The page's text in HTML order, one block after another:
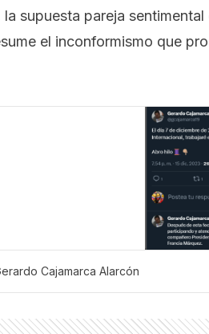
la supuesta pareja
el inconformismo que
Cajamarca Alarcón